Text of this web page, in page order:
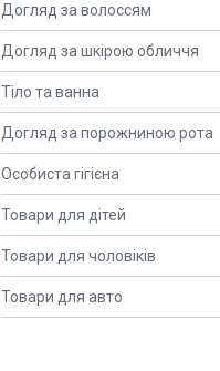
Догляд за волоссям
Догляд за шкірою обличчя
Тіло та ванна
Догляд за порожниною рота
Особиста гігієна
Товари для дітей
Товари для чоловіків
Товари для авто